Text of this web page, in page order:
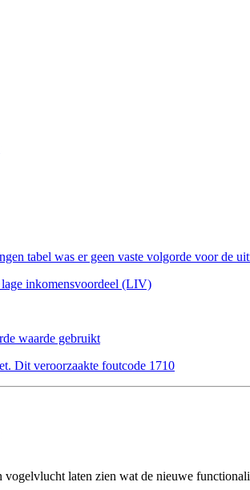
tabel was er geen vaste volgorde voor de
inkomensvoordeel (LIV)
waarde gebruikt
Dit veroorzaakte foutcode 1710
laten zien wat de nieuwe